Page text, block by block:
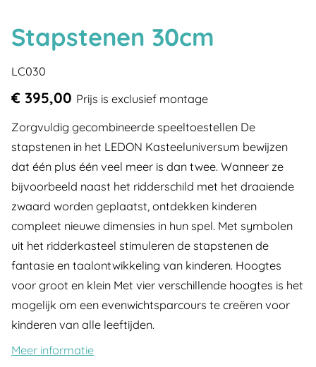
Stapstenen 30cm
LC030
€ 395,00 Prijs is exclusief montage
Zorgvuldig gecombineerde speeltoestellen De
stapstenen in het LEDON Kasteeluniversum bewijzen
dat één plus één veel meer is dan twee. Wanneer ze
bijvoorbeeld naast het ridderschild met het draaiende
zwaard worden geplaatst, ontdekken kinderen
compleet nieuwe dimensies in hun spel. Met symbolen
uit het ridderkasteel stimuleren de stapstenen de
fantasie en taalontwikkeling van kinderen. Hoogtes
voor groot en klein Met vier verschillende hoogtes is het
mogelijk om een evenwichtsparcours te creëren voor
kinderen van alle leeftijden.
Meer informatie